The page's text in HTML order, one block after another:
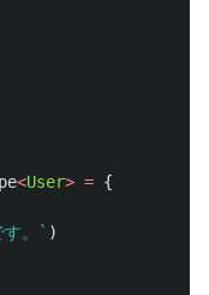
<User> = {
す。` )